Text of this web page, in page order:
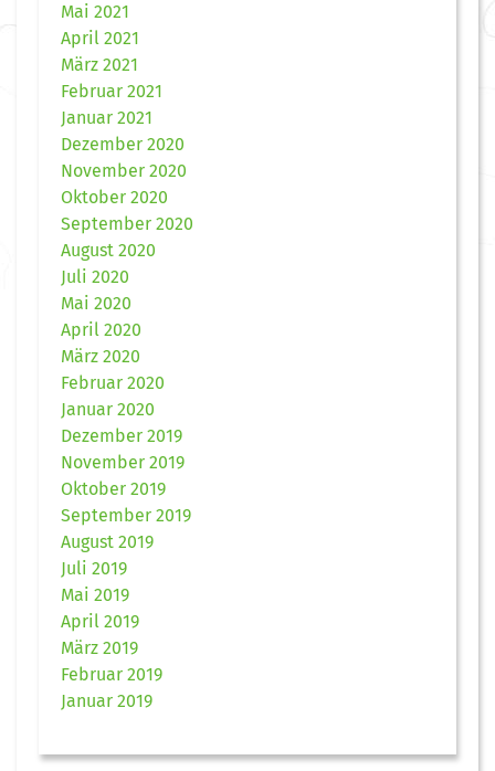
Mai 2021
April 2021
März 2021
Februar 2021
Januar 2021
Dezember 2020
November 2020
Oktober 2020
September 2020
August 2020
Juli 2020
Mai 2020
April 2020
März 2020
Februar 2020
Januar 2020
Dezember 2019
November 2019
Oktober 2019
September 2019
August 2019
Juli 2019
Mai 2019
April 2019
März 2019
Februar 2019
Januar 2019